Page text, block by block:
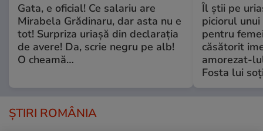
Gata, e oficial! Ce salariu are
Mirabela Grădinaru, dar asta nu e
tot! Surpriza uriașă din declarația
de avere! Da, scrie negru pe alb!
O cheamă…
Îl știi pe
piciorul
pentru
căsătorit
amorezat-
Fosta lui
ȘTIRI ROMÂNIA